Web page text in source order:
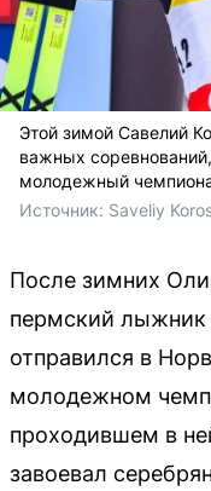
Этой зимой Савелий
важных
молодежный
Источник: Saveliy
После зимних
пермский лыжник
отправился в
молодежном
проходившем в
завоевал